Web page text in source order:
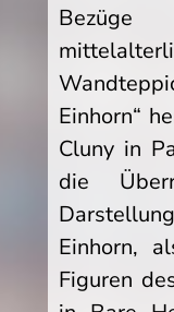
Einhorn“
Cluny in
die
Einhorn,
Figuren